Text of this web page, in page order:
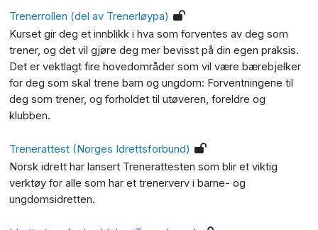
Trenerrollen (del av Trenerløypa)
Kurset gir deg et innblikk i hva som forventes av deg som
trener, og det vil gjøre deg mer bevisst på din egen praksis.
Det er vektlagt fire hovedområder som vil være bærebjelker
for deg som skal trene barn og ungdom: Forventningene til
deg som trener, og forholdet til utøveren, foreldre og
klubben.
Trenerattest (Norges Idrettsforbund)
Norsk idrett har lansert Trenerattesten som blir et viktig
verktøy for alle som har et trenerverv i barne- og
ungdomsidretten.